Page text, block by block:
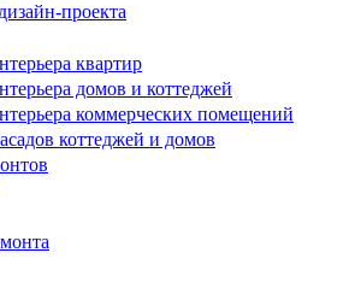
проекта
квартир
домов и коттеджей
коммерческих помещений
коттеджей и домов